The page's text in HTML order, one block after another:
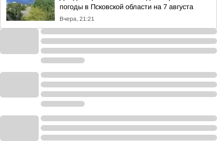
погоды в Псковской области на 7 августа
Вчера, 21:21